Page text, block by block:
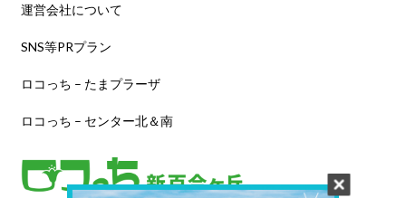
運営会社について
SNS等PRプラン
ロコっち – たまプラーザ
ロコっち – センター北＆南